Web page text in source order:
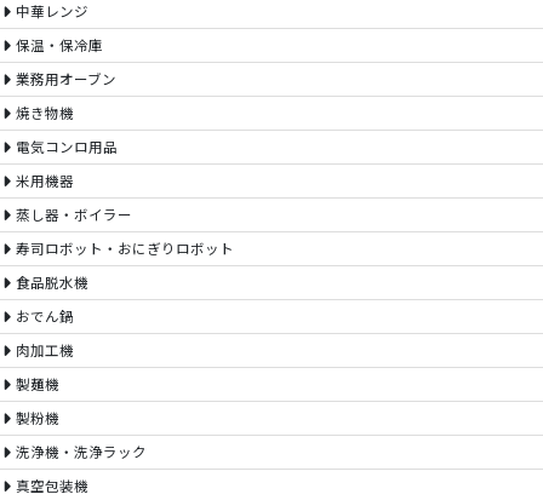
中華レンジ
保温・保冷庫
業務用オーブン
焼き物機
電気コンロ用品
米用機器
蒸し器・ボイラー
寿司ロボット・おにぎりロボット
食品脱水機
おでん鍋
肉加工機
製麺機
製粉機
洗浄機・洗浄ラック
真空包装機